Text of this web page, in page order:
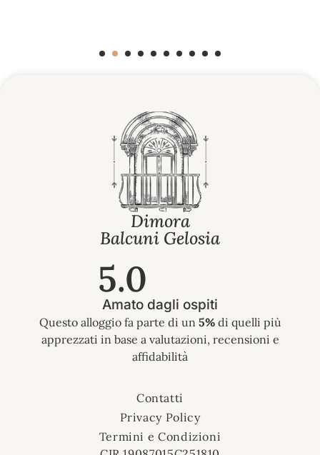
Dimora
Balcuni Gelosia
5.0
Amato dagli ospiti
Questo alloggio fa parte di un 5%di quelli più
apprezzati in base a valutazioni, recensioni e
affidabilità
Contatti
Privacy Policy
Termini e Condizioni